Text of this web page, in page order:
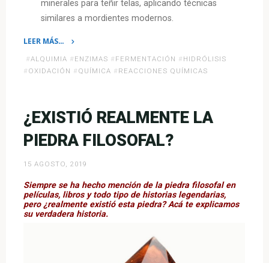
minerales para teñir telas, aplicando técnicas
similares a mordientes modernos.
LEER MÁS…
«Química
en
El
arte
oculto
egipcios,
chinos
y
#ALQUIMIA # ENZIMAS # FERMENTACIÓN # HIDRÓLISIS
# OXIDACIÓN # QUÍMICA # REACCIONES QUÍMICAS
¿EXISTIÓ REALMENTE LA
PIEDRA FILOSOFAL?
15 AGOSTO, 2019
Siempre se ha hecho mención de la piedra filosofal en
películas, libros y todo tipo de historias legendarias,
pero ¿realmente existió esta piedra? Acá te explicamos
su verdadera historia.